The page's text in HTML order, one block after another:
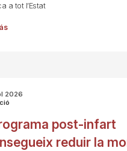
a tot l’Estat
2026
post-infart
reduir la